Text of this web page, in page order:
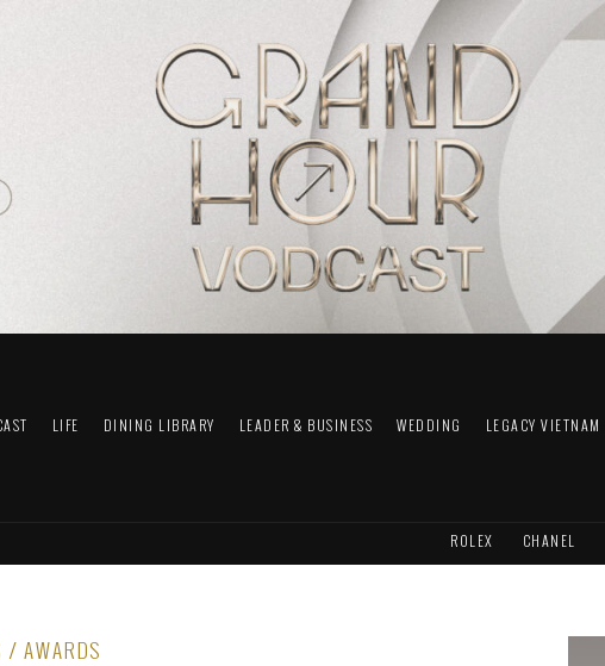
LIFE DINING LIBRARY LEADER & BUSINESS WEDDING LEGACY VIETNAM
ROLEX CHANEL
/ AWARDS